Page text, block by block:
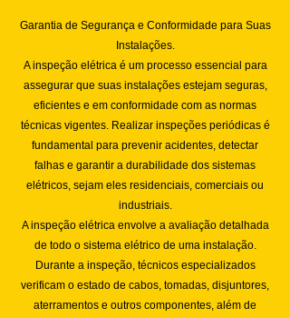
Garantia de Segurança e Conformidade para Suas
Instalações.
A inspeção elétrica é um processo essencial para
assegurar que suas instalações estejam seguras,
eficientes e em conformidade com as normas
técnicas vigentes. Realizar inspeções periódicas é
fundamental para prevenir acidentes, detectar
falhas e garantir a durabilidade dos sistemas
elétricos, sejam eles residenciais, comerciais ou
industriais.
A inspeção elétrica envolve a avaliação detalhada
de todo o sistema elétrico de uma instalação.
Durante a inspeção, técnicos especializados
verificam o estado de cabos, tomadas, disjuntores,
aterramentos e outros componentes, além de